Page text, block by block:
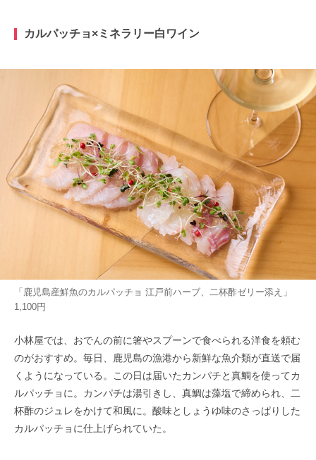
カルパッチョ×ミネラリー白ワイン
「鹿児島産鮮魚のカルパッチョ 江戸前ハーブ、二杯酢ゼリー添え」
1,100円
小林屋では、おでんの前に箸やスプーンで食べられる洋食を頼む
のがおすすめ。毎日、鹿児島の漁港から新鮮な魚介類が直送で届
くようになっている。この日は届いたカンパチと真鯛を使ってカ
ルパッチョに。カンパチは湯引きし、真鯛は藻塩で締められ、二
杯酢のジュレをかけて和風に。酸味としょうゆ味のさっぱりした
カルパッチョに仕上げられていた。